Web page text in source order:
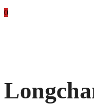
0